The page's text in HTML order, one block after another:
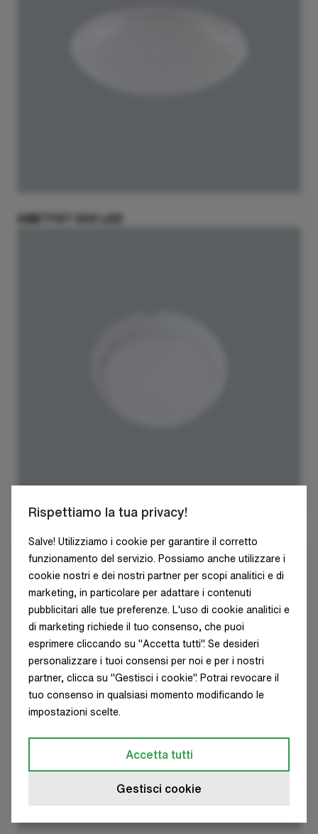
AMETYST 500 LED
AMETYST NEW LED
Rispettiamo la tua privacy!
Salve! Utilizziamo i cookie per garantire il corretto
funzionamento del servizio. Possiamo anche utilizzare i
cookie nostri e dei nostri partner per scopi analitici e di
marketing, in particolare per adattare i contenuti
pubblicitari alle tue preferenze. L'uso di cookie analitici e
di marketing richiede il tuo consenso, che puoi
esprimere cliccando su "Accetta tutti". Se desideri
personalizzare i tuoi consensi per noi e per i nostri
partner, clicca su "Gestisci i cookie". Potrai revocare il
tuo consenso in qualsiasi momento modificando le
impostazioni scelte.
Accetta tutti
Gestisci cookie